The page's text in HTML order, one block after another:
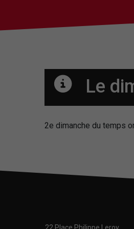
Le
2e dimanche du temps